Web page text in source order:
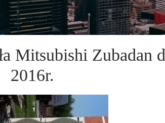
Mitsubishi Zubadan
2016r.